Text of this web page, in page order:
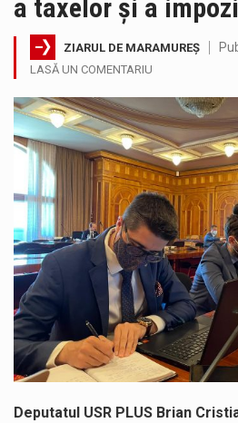
a taxelor și a
ZIARUL DE MARAMUREȘ
LASĂ UN COMENTARIU
Deputatul USR PLUS Brian